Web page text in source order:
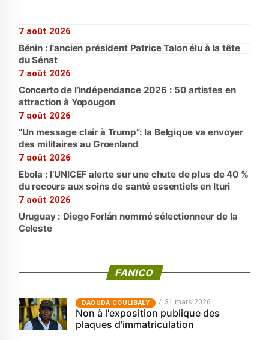
7 août 2026
Bénin : l'ancien président Patrice Talon élu à la tête
du Sénat
7 août 2026
Concerto de l’indépendance 2026 : 50 artistes en
attraction à Yopougon
7 août 2026
“Un message clair à Trump”: la Belgique va envoyer
des militaires au Groenland
7 août 2026
Ebola : l’UNICEF alerte sur une chute de plus de 40 %
du recours aux soins de santé essentiels en Ituri
7 août 2026
Uruguay : Diego Forlán nommé sélectionneur de la
Celeste
FANICO
‎DAOUDA COULIBALY 31 mars 2026
Non à l'exposition publique des
plaques d'immatriculation